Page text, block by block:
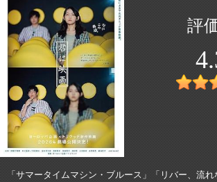
「サマータイムマシン・ブルース」「リバー、流